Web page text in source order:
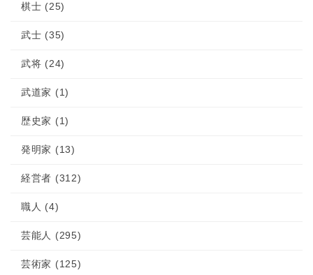
棋士 (25)
武士 (35)
武将 (24)
武道家 (1)
歴史家 (1)
発明家 (13)
経営者 (312)
職人 (4)
芸能人 (295)
芸術家 (125)